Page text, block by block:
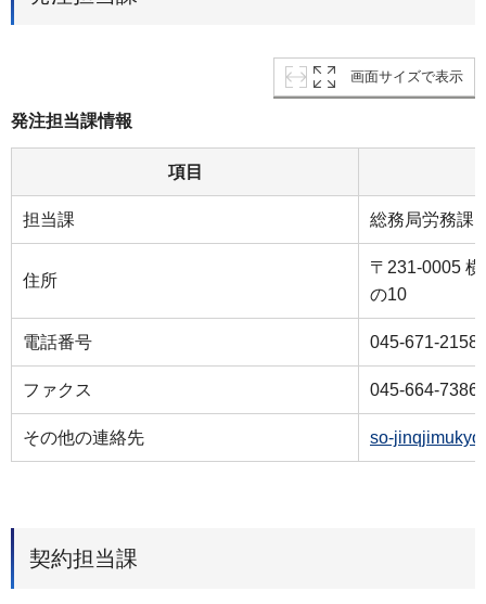
画面サイズで表示
発注担当課情報
項目
担当課 総務局労務課
住所
〒231-0005
の10
電話番号 045-671-2158
ファクス 045-664-7386
その他の連絡先 so-
契約担当課